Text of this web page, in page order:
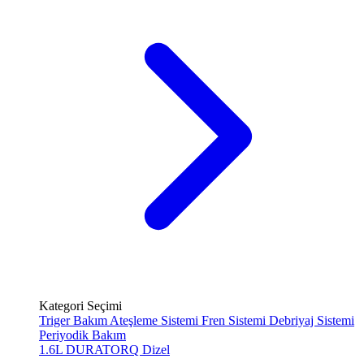
Kategori Seçimi
Triger Bakım Ateşleme Sistemi Fren Sistemi Debriyaj Sistemi
Periyodik Bakım
1.6L DURATORQ Dizel